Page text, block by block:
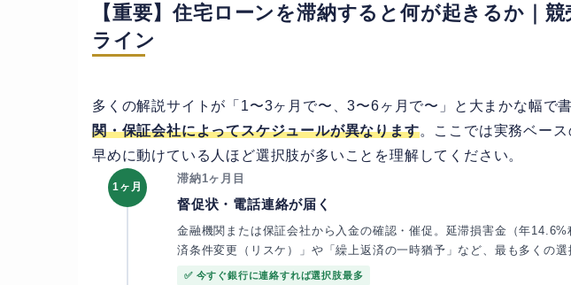
【重要】住宅ローンを滞納すると何が起きるか｜
ライン
多くの解説サイトが「1〜3ヶ月で〜、3〜6ヶ月で〜」と大まかな幅で
関・保証会社によってスケジュールが異なります。ここでは実務ベース
早めに動けている人ほど選択肢が多いことを理解してください。
1ヶ月
滞納1ヶ月目
督促状・電話連絡が届く
金融機関または保証会社から入金の確認・催促。延滞損害金（年
済条件変更（リスケ）」や「繰上返済の一時猶予」など、最も多くの選
✅ 今すぐ銀行に連絡すれば選択肢最多